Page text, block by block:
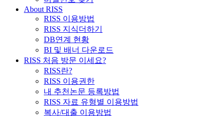
About RISS
RISS 이용방법
RISS 지식더하기
DB연계 현황
BI 및 배너 다운로드
RISS 처음 방문 이세요?
RISS란?
RISS 이용권한
내 추천논문 등록방법
RISS 자료 유형별 이용방법
복사/대출 이용방법